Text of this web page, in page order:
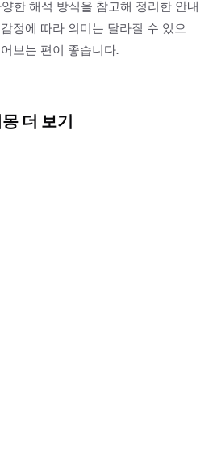
한 해석 방식을 참고해 정리한 안내
정에 따라 의미는 달라질 수 있으
보는 편이 좋습니다.
더 보기